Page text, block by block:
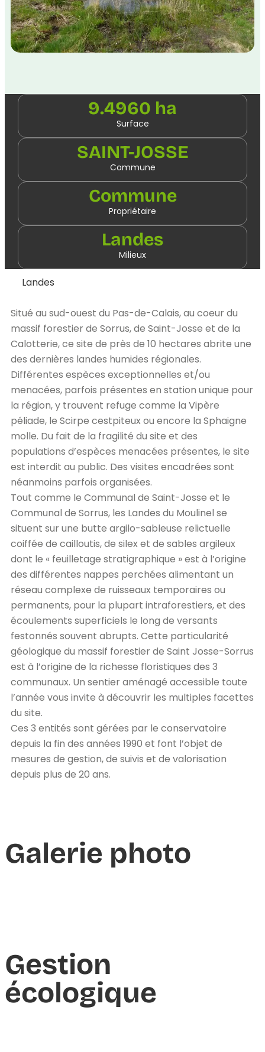
9.4960 ha
Surface
SAINT-JOSSE
Commune
Commune
Propriétaire
Landes
Milieux
Landes
Situé au sud-ouest du Pas-de-Calais, au coeur du
massif forestier de Sorrus, de Saint-Josse et de la
Calotterie, ce site de près de 10 hectares abrite une
des dernières landes humides régionales.
Différentes espèces exceptionnelles et/ou
menacées, parfois présentes en station unique pour
la région, y trouvent refuge comme la Vipère
péliade, le Scirpe cestpiteux ou encore la Sphaigne
molle. Du fait de la fragilité du site et des
populations d’espèces menacées présentes, le site
est interdit au public. Des visites encadrées sont
néanmoins parfois organisées.
Tout comme le Communal de Saint-Josse et le
Communal de Sorrus, les Landes du Moulinel se
situent sur une butte argilo-sableuse relictuelle
coiffée de cailloutis, de silex et de sables argileux
dont le « feuilletage stratigraphique » est à l’origine
des différentes nappes perchées alimentant un
réseau complexe de ruisseaux temporaires ou
permanents, pour la plupart intraforestiers, et des
écoulements superficiels le long de versants
festonnés souvent abrupts. Cette particularité
géologique du massif forestier de Saint Josse-Sorrus
est à l’origine de la richesse floristiques des 3
communaux. Un sentier aménagé accessible toute
l’année vous invite à découvrir les multiples facettes
du site.
Ces 3 entités sont gérées par le conservatoire
depuis la fin des années 1990 et font l’objet de
mesures de gestion, de suivis et de valorisation
depuis plus de 20 ans.
Galerie photo
Gestion
écologique